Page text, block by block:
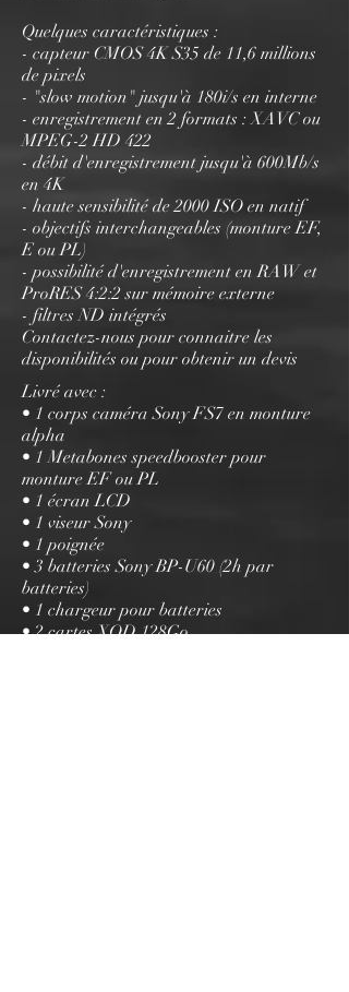
Quelques caractéristiques :
- capteur CMOS 4K S35 de 11,6 millions
de pixels
- "slow motion" jusqu'à 180i/s en interne
- enregistrement en 2 formats : XAVC ou
MPEG-2 HD 422
- débit d'enregistrement jusqu'à 600Mb/s
en 4K
- haute sensibilité de 2000 ISO en natif
- objectifs interchangeables (monture EF,
E ou PL)
- possibilité d'enregistrement en RAW et
ProRES 4:2:2 sur mémoire externe
- filtres ND intégrés
Contactez-nous pour connaitre les
disponibilités ou pour obtenir un devis
Livré avec :
• 1 corps caméra Sony FS7 en monture
alpha
• 1 Metabones speedbooster pour
monture EF ou PL
• 1 écran LCD
• 1 viseur Sony
• 1 poignée
• 3 batteries Sony BP-U60 (2h par
batteries)
• 1 chargeur pour batteries
• 2 cartes XQD 128Go